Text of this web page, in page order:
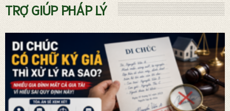
TRỢ GIÚP PHÁP LÝ